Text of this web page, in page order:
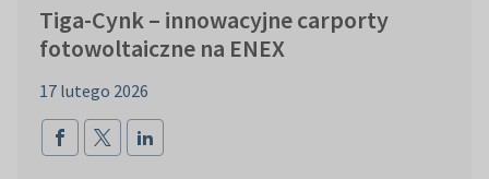
Tiga-Cynk – innowacyjne carporty
fotowoltaiczne na ENEX
17 lutego 2026